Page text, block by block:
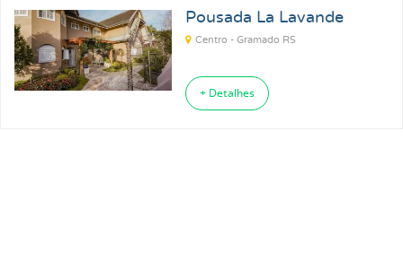
Pousada La Lavande
Centro - Gramado RS
+ Detalhes